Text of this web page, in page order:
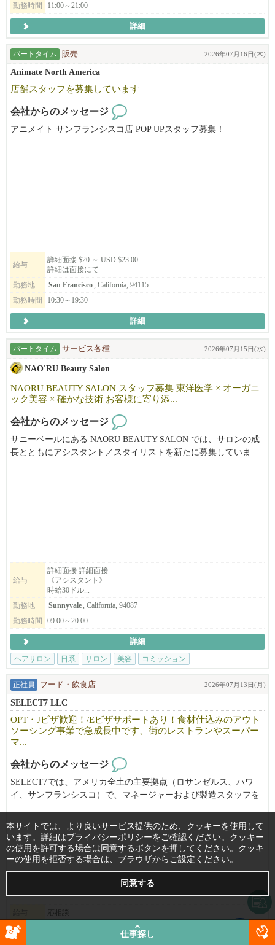
勤務時間
11:00～21:00
詳細
パートタイム 販売 2026年07月16日(木)
Animate North America
店舗スタッフを募集しています
会社からのメッセージ
アニメイト サンフランシスコ店 POP UPスタッフ募集！
アニメやグッズが好きな方、明るく前向きに取り組める方歓迎！
履歴書を usaanimateos950@gmail.com までお送りください。ご応募
お待ちしております。
給与
詳細面接 $20 ～ USD $23.00
詳細は面接にて
勤務地
San Francisco, California, 94115
勤務時間
10:30～19:30
詳細
パートタイム サービス各種 2026年07月15日(水)
NAO'RU Beauty Salon
NAŌRU BEAUTY SALON スタッフ募集 東洋医学 × オーガニ
ック美容 × 確かな技術 お客様に寄り添...
会社からのメッセージ
サニーベールにある NAŌRU BEAUTY SALON では、サロンの成
長とともにアシスタント／スタイリストを新たに募集していま
・アシスタント
・ボディマッサージセラピスト（同時募集）
こんな方をお待ちしています
・美容師免許（日本または米国）をお持ちの方、または実務経験
のある方
・東洋医学や自然派美容に興味がある方
・一人ひとりのお客様と丁寧に向き合いたい方
NAŌRUで働く魅力
・時給$30〜（経験・能力により優遇）
・東洋医学・筋膜・経絡理論を取り入れた、他にはない技術が身
・柔軟なシフト制・日本語が通じる安心の職場
・少人数で落ち着いた、アットホームな雰囲気
▼ご応募はこちら
日本語でMIKIまでご連絡ください！
NAO'RU Beauty Salon
Tel: 408-309-9557 (テキストOK)
Address: 1082 E El Camino Rl. #4, Sunnyvale, CA 94087
ビザサポートについて
長く働いてくださる方、スキルや姿勢がサロンとマッチした方に
は、Eビザサポートも検討可能です（条件あり）。
給与
詳細面接 詳細面接
《アシスタント》
時給30ドル...
勤務地
Sunnyvale , California, 94087
勤務時間
09:00～20:00
詳細
ヘアサロン
日系 サロン 美容 コミッション
正社員 フード・飲食店 2026年07月13日(月)
SELECT7 LLC
OPT・Jビザ歓迎！/Eビザサポートあり！食材仕込みのアウト
ソーシング事業で急成長中です、街のレストランやスーパー
マ...
会社からのメッセージ
SELECT7では、アメリカ全土の主要拠点（ロサンゼルス、ハワ
イ、サンフランシスコ）で、マネージャーおよび製造スタッフを
経験者はもちろん、OPTやビザサポートも充実しているため、海
外でのキャリアを築きたい方も安心してご応募いただけます。
【SELECT7ってどんな会社？】
SELECT7は「Central Kitchen for Local Restaurants」を標榜し、街の
レストラン様が、お店独自の価値を生み出す調理や接客に、限り
ある人材をより集中させられるよう、野菜などの食材を下ごしら
えした商品をフレッシュな状態のままお届けするサービスを提供
しております。
応相談
勤務地
, California, 90248
仕事探し
本サイトでは、より良いサービス提供のため、クッキーを使用して
います。詳細はプライバシーポリシーをご確認ください。クッキー
の使用を許可する場合は同意するボタンを押してください。クッキ
ーの使用を拒否する場合は、ブラウザからご設定ください。